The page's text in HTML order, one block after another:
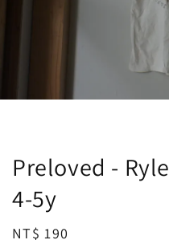
Preloved -
4-5y
Regular
NT$ 190